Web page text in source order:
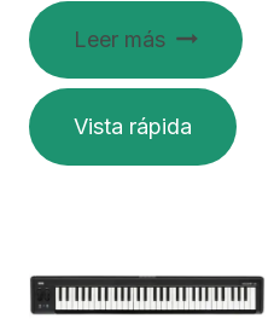
Leer más
Vista rápida